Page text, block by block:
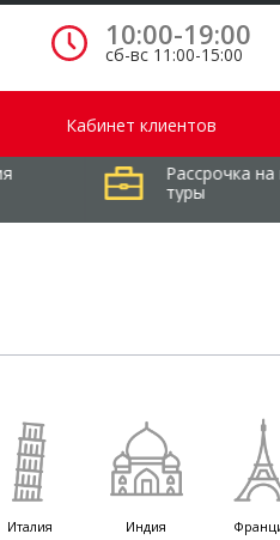
10:00-19:00
сб-вс 11:00-15:00
Кабинет клиентов
Рассрочка на все
туры
Италия Индия